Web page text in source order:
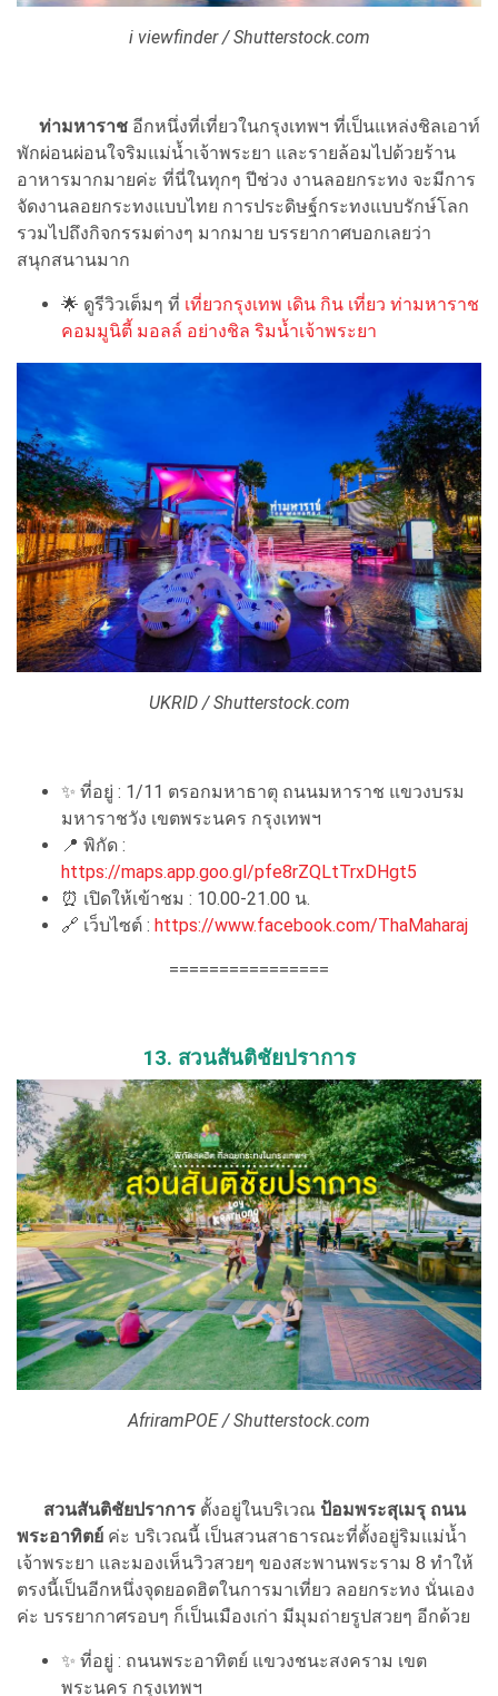
i viewfinder / Shutterstock.com
ท่ามหาราช อีกหนึ่งที่เที่ยวในกรุงเทพฯ ที่เป็นแหล่งชิลเอาท์
พักผ่อนผ่อนใจริมแม่น้ำเจ้าพระยา และรายล้อมไปด้วยร้าน
อาหารมากมายค่ะ ที่นี่ในทุกๆ ปีช่วง งานลอยกระทง จะมีการ
จัดงานลอยกระทงแบบไทย การประดิษฐ์กระทงแบบรักษ์โลก
รวมไปถึงกิจกรรมต่างๆ มากมาย บรรยากาศบอกเลยว่า
สนุกสนานมาก
🌟 ดูรีวิวเต็มๆ ที่ เที่ยวกรุงเทพ เดิน กิน เที่ยว ท่ามหาราช
คอมมูนิตี้ มอลล์ อย่างชิล ริมน้ำเจ้าพระยา
UKRID / Shutterstock.com
✨ ที่อยู่ : 1/11 ตรอกมหาธาตุ ถนนมหาราช แขวงบรม
มหาราชวัง เขตพระนคร กรุงเทพฯ
📍 พิกัด :
https://maps.app.goo.gl/pfe8rZQLtTrxDHgt5
⏰ เปิดให้เข้าชม : 10.00-21.00 น.
🔗 เว็บไซต์ : https://www.facebook.com/ThaMaharaj
================
13. สวนสันติชัยปราการ
AfriramPOE / Shutterstock.com
สวนสันติชัยปราการ ตั้งอยู่ในบริเวณ ป้อมพระสุเมรุ ถนน
พระอาทิตย์ ค่ะ บริเวณนี้ เป็นสวนสาธารณะที่ตั้งอยู่ริมแม่น้ำ
เจ้าพระยา และมองเห็นวิวสวยๆ ของสะพานพระราม 8 ทำให้
ตรงนี้เป็นอีกหนึ่งจุดยอดฮิตในการมาเที่ยว ลอยกระทง นั่นเอง
ค่ะ บรรยากาศรอบๆ ก็เป็นเมืองเก่า มีมุมถ่ายรูปสวยๆ อีกด้วย
✨ ที่อยู่ : ถนนพระอาทิตย์ แขวงชนะสงคราม เขต
พระนคร กรุงเทพฯ